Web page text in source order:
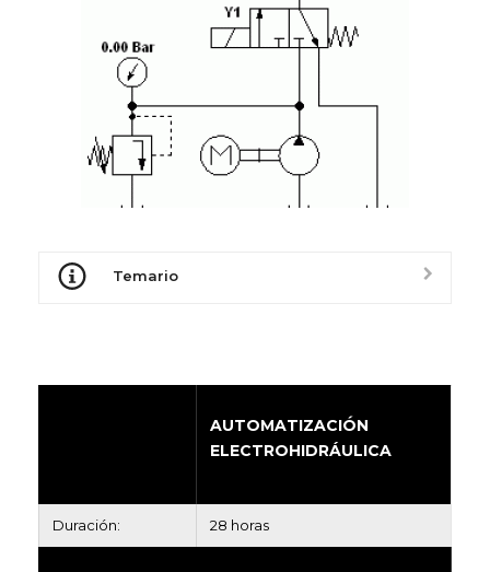
Temario
AUTOMATIZACIÓN
ELECTROHIDRÁULICA
Duración: 28 horas